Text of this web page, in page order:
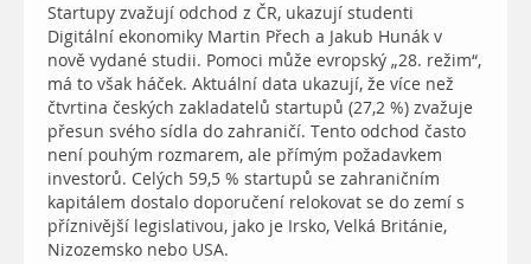
Startupy zvažují odchod z ČR, ukazují studenti
Digitální ekonomiky Martin Přech a Jakub Hunák v
nově vydané studii. Pomoci může evropský „28. režim“,
má to však háček. Aktuální data ukazují, že více než
čtvrtina českých zakladatelů startupů (27,2 %) zvažuje
přesun svého sídla do zahraničí. Tento odchod často
není pouhým rozmarem, ale přímým požadavkem
investorů. Celých 59,5 % startupů se zahraničním
kapitálem dostalo doporučení relokovat se do zemí s
příznivější legislativou, jako je Irsko, Velká Británie,
Nizozemsko nebo USA.